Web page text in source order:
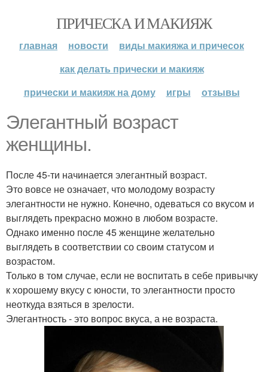
ПРИЧЕСКА И МАКИЯЖ
главная новости
виды макияжа и причесок
как делать прически и макияж
прически и макияж на дому
игры отзывы
Элегантный возраст
женщины.
После 45-ти начинается элегантный возраст.
Это вовсе не означает, что молодому возрасту
элегантности не нужно. Конечно, одеваться со вкусом и
выглядеть прекрасно можно в любом возрасте.
Однако именно после 45 женщине желательно
выглядеть в соответствии со своим статусом и
возрастом.
Только в том случае, если не воспитать в себе привычку
к хорошему вкусу с юности, то элегантности просто
неоткуда взяться в зрелости.
Элегантность - это вопрос вкуса, а не возраста.